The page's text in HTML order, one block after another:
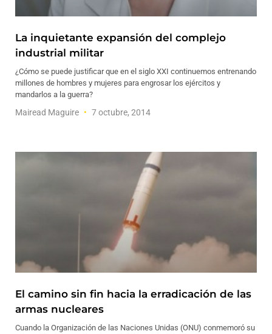
La inquietante expansión del complejo
industrial militar
¿Cómo se puede justificar que en el siglo XXI continuemos entrenando
millones de hombres y mujeres para engrosar los ejércitos y
mandarlos a la guerra?
Mairead Maguire 7 octubre, 2014
El camino sin fin hacia la erradicación de las
armas nucleares
Cuando la Organización de las Naciones Unidas (ONU) conmemoró su